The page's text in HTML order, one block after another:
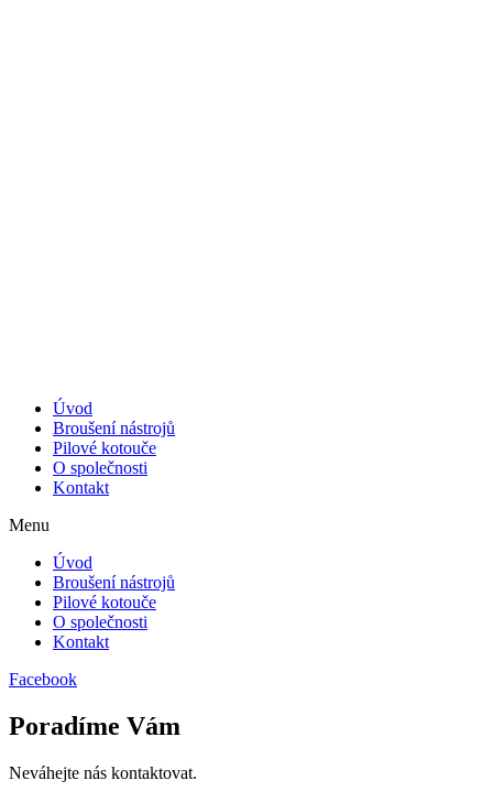
Úvod
Broušení nástrojů
Pilové kotouče
O společnosti
Kontakt
Menu
Úvod
Broušení nástrojů
Pilové kotouče
O společnosti
Kontakt
Facebook
Poradíme Vám
Neváhejte nás kontaktovat.